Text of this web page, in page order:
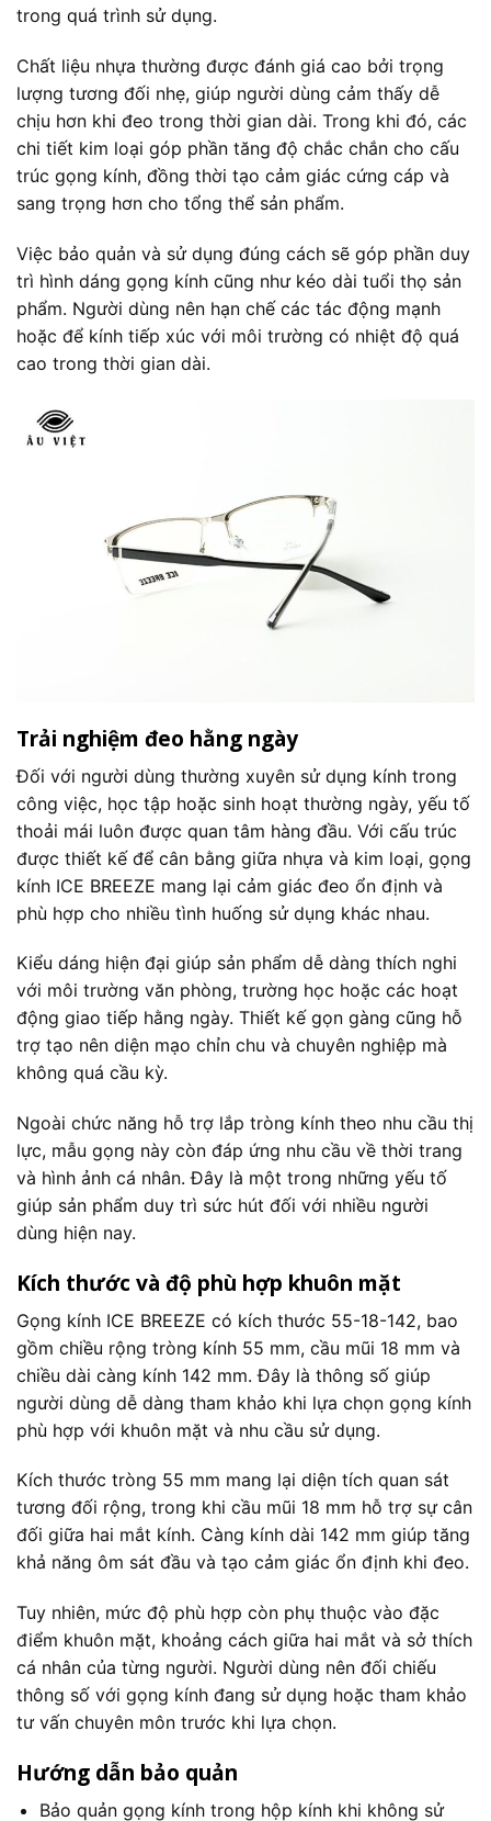
trong quá trình sử dụng.
Chất liệu nhựa thường được đánh giá cao bởi trọng
lượng tương đối nhẹ, giúp người dùng cảm thấy dễ
chịu hơn khi đeo trong thời gian dài. Trong khi đó, các
chi tiết kim loại góp phần tăng độ chắc chắn cho cấu
trúc gọng kính, đồng thời tạo cảm giác cứng cáp và
sang trọng hơn cho tổng thể sản phẩm.
Việc bảo quản và sử dụng đúng cách sẽ góp phần duy
trì hình dáng gọng kính cũng như kéo dài tuổi thọ sản
phẩm. Người dùng nên hạn chế các tác động mạnh
hoặc để kính tiếp xúc với môi trường có nhiệt độ quá
cao trong thời gian dài.
Trải nghiệm đeo hằng ngày
Đối với người dùng thường xuyên sử dụng kính trong
công việc, học tập hoặc sinh hoạt thường ngày, yếu tố
thoải mái luôn được quan tâm hàng đầu. Với cấu trúc
được thiết kế để cân bằng giữa nhựa và kim loại, gọng
kính ICE BREEZE mang lại cảm giác đeo ổn định và
phù hợp cho nhiều tình huống sử dụng khác nhau.
Kiểu dáng hiện đại giúp sản phẩm dễ dàng thích nghi
với môi trường văn phòng, trường học hoặc các hoạt
động giao tiếp hằng ngày. Thiết kế gọn gàng cũng hỗ
trợ tạo nên diện mạo chỉn chu và chuyên nghiệp mà
không quá cầu kỳ.
Ngoài chức năng hỗ trợ lắp tròng kính theo nhu cầu thị
lực, mẫu gọng này còn đáp ứng nhu cầu về thời trang
và hình ảnh cá nhân. Đây là một trong những yếu tố
giúp sản phẩm duy trì sức hút đối với nhiều người
dùng hiện nay.
Kích thước và độ phù hợp khuôn mặt
Gọng kính ICE BREEZE có kích thước 55-18-142, bao
gồm chiều rộng tròng kính 55 mm, cầu mũi 18 mm và
chiều dài càng kính 142 mm. Đây là thông số giúp
người dùng dễ dàng tham khảo khi lựa chọn gọng kính
phù hợp với khuôn mặt và nhu cầu sử dụng.
Kích thước tròng 55 mm mang lại diện tích quan sát
tương đối rộng, trong khi cầu mũi 18 mm hỗ trợ sự cân
đối giữa hai mắt kính. Càng kính dài 142 mm giúp tăng
khả năng ôm sát đầu và tạo cảm giác ổn định khi đeo.
Tuy nhiên, mức độ phù hợp còn phụ thuộc vào đặc
điểm khuôn mặt, khoảng cách giữa hai mắt và sở thích
cá nhân của từng người. Người dùng nên đối chiếu
thông số với gọng kính đang sử dụng hoặc tham khảo
tư vấn chuyên môn trước khi lựa chọn.
Hướng dẫn bảo quản
Bảo quản gọng kính trong hộp kính khi không sử